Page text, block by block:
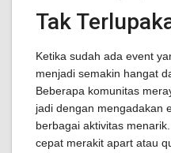
Tak
Ketika sudah ada event
menjadi semakin hangat
Beberapa komunitas
jadi dengan mengadakan
berbagai aktivitas
cepat merakit apart atau